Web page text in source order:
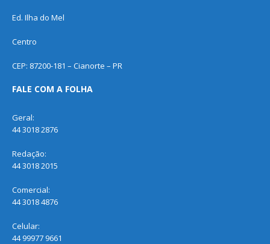
Ed. Ilha do Mel
Centro
CEP: 87200-181 – Cianorte – PR
FALE COM A FOLHA
Geral:
44 3018 2876
Redação:
44 3018 2015
Comercial:
44 3018 4876
Celular:
44 99977 9661